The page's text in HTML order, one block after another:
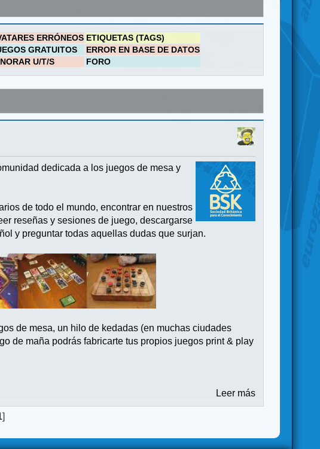
ERRÓNEOS ETIQUETAS (TAGS)
GRATUITOS
ERROR EN BASE DE DATOS
U/T/S FORO
dedicada a los juegos de mesa y
de todo el mundo, encontrar en nuestros
reseñas y sesiones de juego, descargarse
y preguntar todas aquellas dudas que surjan.
de mesa, un hilo de kedadas (en muchas ciudades
de maña podrás fabricarte tus propios juegos print & play
Leer más
]